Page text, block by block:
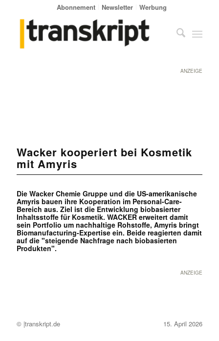
Abonnement Newsletter Werbung
ANZEIGE
Wacker kooperiert bei Kosmetik
mit Amyris
Die Wacker Chemie Gruppe und die US-amerikanische
Amyris bauen ihre Kooperation im Personal-Care-
Bereich aus. Ziel ist die Entwicklung biobasierter
Inhaltsstoffe für Kosmetik. WACKER erweitert damit
sein Portfolio um nachhaltige Rohstoffe, Amyris bringt
Biomanufacturing-Expertise ein. Beide reagierten damit
auf die "steigende Nachfrage nach biobasierten
Produkten".
ANZEIGE
© |transkript.de 15. April 2026